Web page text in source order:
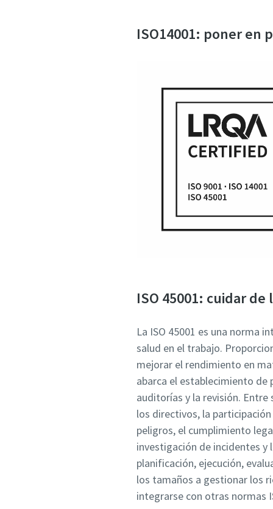
ISO14001: poner en
ISO 45001: cuidar de
La ISO 45001 es una norma
salud en el trabajo.
mejorar el rendimiento en
abarca el establecimiento
auditorías y la revisión.
los directivos, la
peligros, el cumplimiento
investigación de incidentes
planificación, ejecución,
los tamaños a gestionar los
integrarse con otras normas